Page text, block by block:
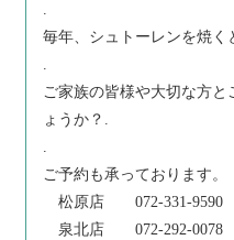
.
毎年、シュトーレンを焼く
.
ご家族の皆様や大切な方
ょうか？.
.
ご予約も承っております。
松原店 072-331-9590
泉北店 072-292-0078